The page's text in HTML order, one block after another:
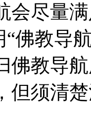
会尽量
佛教导
佛教导
但须清